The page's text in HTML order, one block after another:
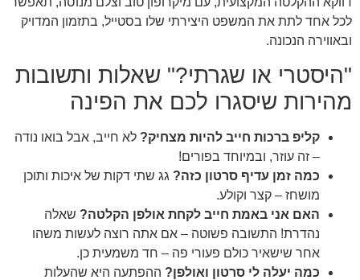
לכל אחד לתת את המשפט היצירתי שלו בסטייל, בתזמון המדויק
ובאווירה הנכונה.
"היסטרי או שגרתי?" שאלות ותשובות
מהירות שיסגרו לכם את הפינה
קליפ ברכות חייב להיות מצחיק? לא חייב, אבל בואו נודה
– זה עוזר, ובמיוחד בפורים!
כמה זמן עדיף סרטון כזה? גג שתי דקות של איכות ותוכן
מושחז – קצר וקולע.
האם אני באמת חייב לקחת אולפן הקלטה? שאלה
נהדרת! התשובה פשוטה – אם אתה רוצה לעשות משהו
אחר שישאיר כולם פעורי פה – חד משמעית כן.
כמה יעלה לי סרטון ואולפן? ההפתעה היא שהעלות